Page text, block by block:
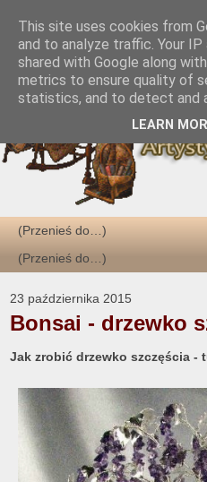
23 października 2015
Bonsai - drzewko
Jak zrobić drzewko szczęścia -
This site uses cookies from
and to analyze traffic. Your
shared with Google along
metrics to ensure quality of
statistics, and to detect and
LEARN